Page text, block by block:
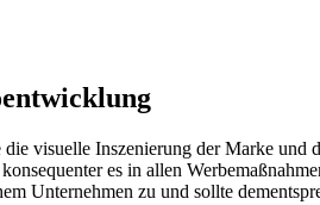
visuelle Inszenierung der Marke
es in allen
Unternehmen zu und sollte